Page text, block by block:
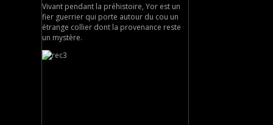
Vivant pendant la préhistoire, Yor est un
fier guerrier qui porte autour du cou un
étrange collier dont la provenance reste
un mystère.